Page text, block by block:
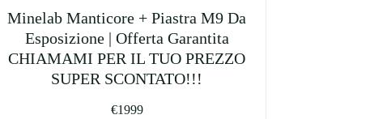
Minelab Manticore + Piastra M9 Da
Esposizione | Offerta Garantita
CHIAMAMI PER IL TUO PREZZO
SUPER SCONTATO!!!
€1999